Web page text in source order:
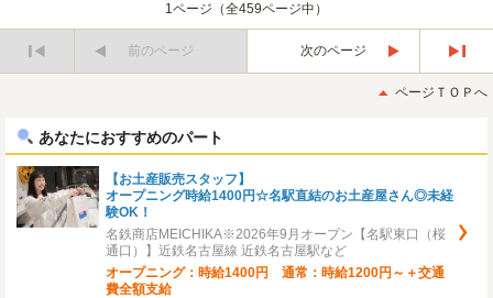
1ページ（全459ページ中）
前のページ
次のページ
後
ページＴＯＰへ
あなたにおすすめのパート
【お土産販売スタッフ】
オープニング時給1400円☆名駅直結のお土産屋さん◎未経
験OK！
名鉄商店MEICHIKA※2026年9月オープン【名駅東口（桜
通口）】近鉄名古屋線 近鉄名古屋駅など
オープニング：時給1400円 通常：時給1200円～＋交通
費全額支給